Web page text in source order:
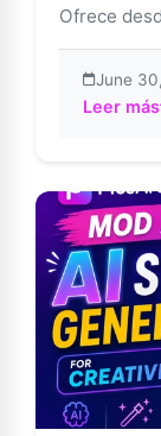
Ofrece
June
Leer más
about